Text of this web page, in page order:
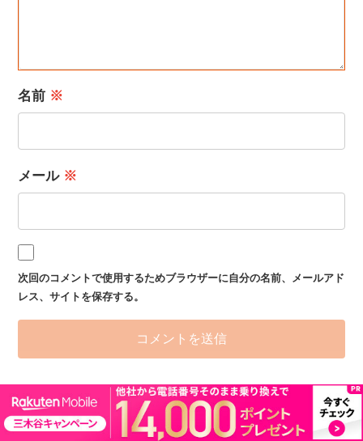
名前 ※
メール ※
次回のコメントで使用するためブラウザーに自分の名前、メールアド
レス、サイトを保存する。
RECOMMEND